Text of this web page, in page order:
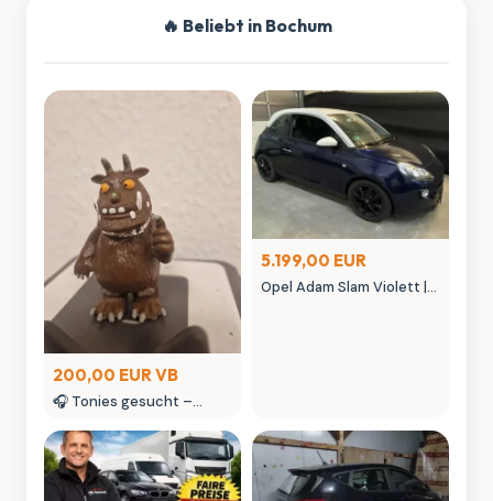
🔥 Beliebt in Bochum
200,00 EUR VB
🎧 Tonies gesucht –
seltene Tonies
Sammlerstücke
5.199,00 EUR
Opel Adam Slam Violett |